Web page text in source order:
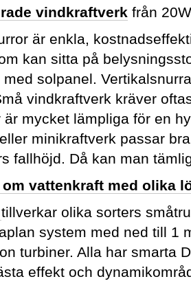
vindkraftverk från
är enkla,
kan sitta på
solpanel.
vindkraftverk kräver
är mycket lämpliga för en
minikraftverk passar
fallhöjd. Då kan man
vattenkraft med olika
tillverkar olika sorters
system med ned till 1
turbiner. Alla har smarta
effekt och